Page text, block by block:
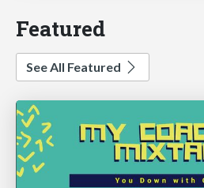
Featured
See All Featured